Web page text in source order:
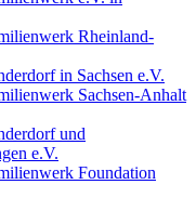
Rheinland-
in Sachsen e.V.
Sachsen-Anhalt
und
e.V.
Foundation